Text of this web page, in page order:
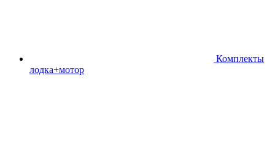
Комплекты
лодка+мотор